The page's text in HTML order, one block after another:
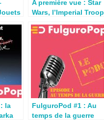
A première vue : Star
Wars, l’Imperial Troop
l’écran
la
FulguroPod #1 : Au
temps de la guerre